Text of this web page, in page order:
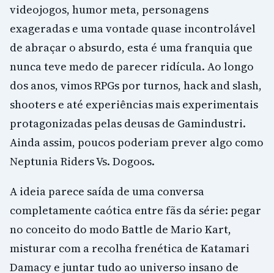
videojogos, humor meta, personagens
exageradas e uma vontade quase incontrolável
de abraçar o absurdo, esta é uma franquia que
nunca teve medo de parecer ridícula. Ao longo
dos anos, vimos RPGs por turnos, hack and slash,
shooters e até experiências mais experimentais
protagonizadas pelas deusas de Gamindustri.
Ainda assim, poucos poderiam prever algo como
Neptunia Riders Vs. Dogoos.
A ideia parece saída de uma conversa
completamente caótica entre fãs da série: pegar
no conceito do modo Battle de Mario Kart,
misturar com a recolha frenética de Katamari
Damacy e juntar tudo ao universo insano de